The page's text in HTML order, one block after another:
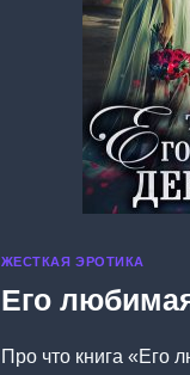
ЖЕСТКАЯ ЭРОТИКА
Его
Про что книга «Его